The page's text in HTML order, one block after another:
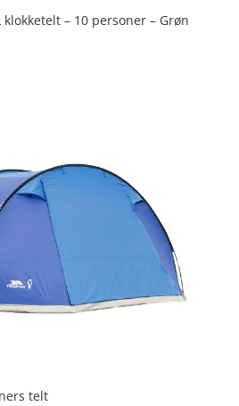
– 10 personer – Grøn
telt